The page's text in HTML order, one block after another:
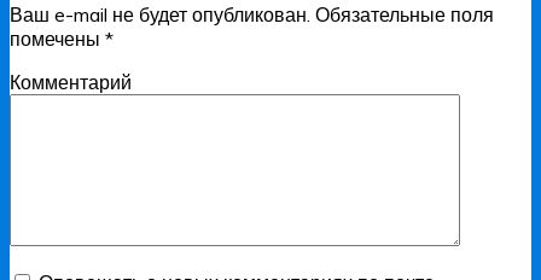
Ваш e-mail не будет опубликован. Обязательные поля
помечены *
Комментарий